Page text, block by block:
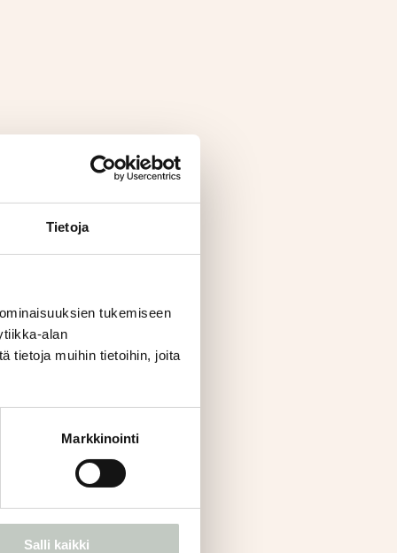
Tietoja
tukemiseen
alan
tietoja muihin tietoihin, joita
Markkinointi
Salli kaikki